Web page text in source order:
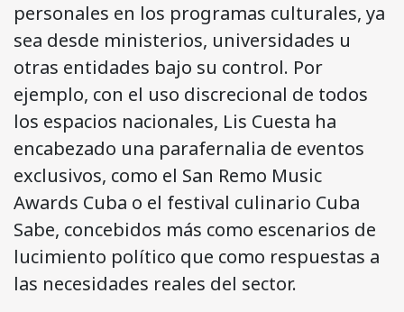
personales en los programas culturales, ya
sea desde ministerios, universidades u
otras entidades bajo su control. Por
ejemplo, con el uso discrecional de todos
los espacios nacionales, Lis Cuesta ha
encabezado una parafernalia de eventos
exclusivos, como el San Remo Music
Awards Cuba o el festival culinario Cuba
Sabe, concebidos más como escenarios de
lucimiento político que como respuestas a
las necesidades reales del sector.